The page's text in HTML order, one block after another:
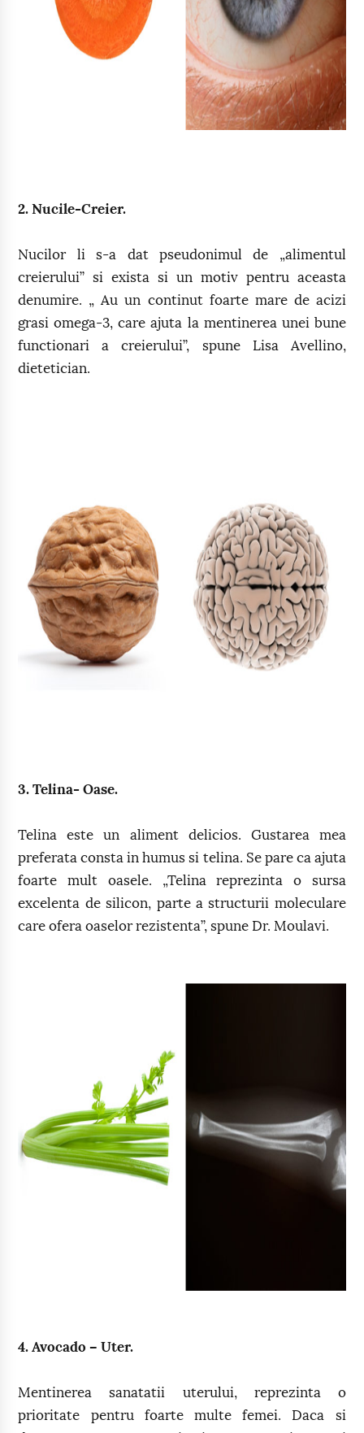
2. Nucile-Creier.
Nucilor li s-a dat pseudonimul de „alimentul
creierului” si exista si un motiv pentru aceasta
denumire. „ Au un continut foarte mare de acizi
grasi omega-3, care ajuta la mentinerea unei bune
functionari a creierului”, spune Lisa Avellino,
dietetician.
3. Telina- Oase.
Telina este un aliment delicios. Gustarea mea
preferata consta in humus si telina. Se pare ca ajuta
foarte mult oasele. „Telina reprezinta o sursa
excelenta de silicon, parte a structurii moleculare
care ofera oaselor rezistenta”, spune Dr. Moulavi.
4. Avocado – Uter.
Mentinerea sanatatii uterului, reprezinta o
prioritate pentru foarte multe femei. Daca si